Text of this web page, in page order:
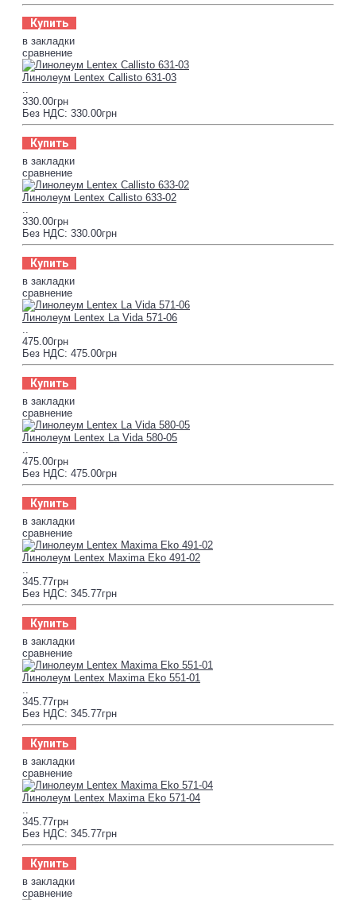
Купить
в закладки
сравнение
Линолеум Lentex Callisto 631-03
330.00грн
Без НДС: 330.00грн
Купить
в закладки
сравнение
Линолеум Lentex Callisto 633-02
330.00грн
Без НДС: 330.00грн
Купить
в закладки
сравнение
Линолеум Lentex La Vida 571-06
475.00грн
Без НДС: 475.00грн
Купить
в закладки
сравнение
Линолеум Lentex La Vida 580-05
475.00грн
Без НДС: 475.00грн
Купить
в закладки
сравнение
Линолеум Lentex Maxima Eko 491-02
345.77грн
Без НДС: 345.77грн
Купить
в закладки
сравнение
Линолеум Lentex Maxima Eko 551-01
345.77грн
Без НДС: 345.77грн
Купить
в закладки
сравнение
Линолеум Lentex Maxima Eko 571-04
345.77грн
Без НДС: 345.77грн
Купить
в закладки
сравнение